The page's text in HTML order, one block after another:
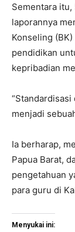
Sementara itu,
laporannya
Konseling
pendidikan
kepribadian
“Standardisasi
menjadi
Ia berharap,
Papua Barat,
pengetahuan
para guru di
Menyukai ini: